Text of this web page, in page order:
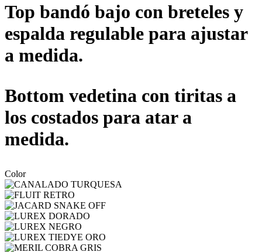
Top bandó bajo con breteles y
espalda regulable para ajustar
a medida.
Bottom vedetina con tiritas a
los costados para atar a
medida.
Color